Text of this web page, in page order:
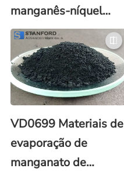
manganês-níquel
(Mn/Ni)
VD0699 Materiais de
evaporação de
manganato de